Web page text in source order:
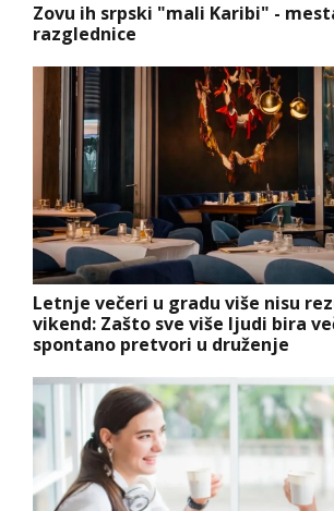
Zovu ih srpski "mali Karibi" -
razglednice
Letnje večeri u gradu više nisu
vikend: Zašto sve više ljudi bira
spontano pretvori u druženje